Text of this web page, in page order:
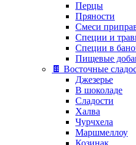
Перцы
Пряности
Смеси
Специи и
Специи в
Пищевые
🍫 Восточные
Джезерье
В шоколаде
Сладости
Халва
Чурчхела
Маршмеллоу
Козинак